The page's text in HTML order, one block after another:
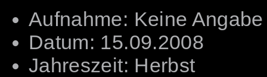
Aufnahme: Keine Angabe
Datum: 15.09.2008
Jahreszeit: Herbst